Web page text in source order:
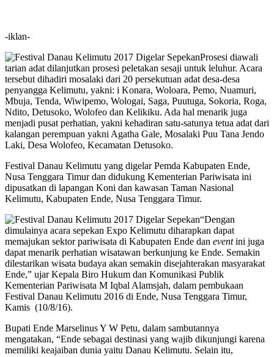
-iklan-
Prosesi diawali
tarian adat dilanjutkan prosesi peletakan sesaji untuk leluhur. Acara
tersebut dihadiri mosalaki dari 20 persekutuan adat desa-desa
penyangga Kelimutu, yakni: i Konara, Woloara, Pemo, Nuamuri,
Mbuja, Tenda, Wiwipemo, Wologai, Saga, Puutuga, Sokoria, Roga,
Ndito, Detusoko, Wolofeo dan Kelikiku. Ada hal menarik juga
menjadi pusat perhatian, yakni kehadiran satu-satunya tetua adat dari
kalangan perempuan yakni Agatha Gale, Mosalaki Puu Tana Jendo
Laki, Desa Wolofeo, Kecamatan Detusoko.
Festival Danau Kelimutu yang digelar Pemda Kabupaten Ende,
Nusa Tenggara Timur dan didukung Kementerian Pariwisata ini
dipusatkan di lapangan Koni dan kawasan Taman Nasional
Kelimutu, Kabupaten Ende, Nusa Tenggara Timur.
“Dengan
dimulainya acara sepekan Expo Kelimutu diharapkan dapat
memajukan sektor pariwisata di Kabupaten Ende dan eventini juga
dapat menarik perhatian wisatawan berkunjung ke Ende. Semakin
dilestarikan wisata budaya akan semakin disejahterakan masyarakat
Ende,” ujar Kepala Biro Hukum dan Komunikasi Publik
Kementerian Pariwisata M Iqbal Alamsjah, dalam pembukaan
Festival Danau Kelimutu 2016 di Ende, Nusa Tenggara Timur,
Kamis (10/8/16).
Bupati Ende Marselinus Y W Petu, dalam sambutannya
mengatakan, “Ende sebagai destinasi yang wajib dikunjungi karena
memiliki keajaiban dunia yaitu Danau Kelimutu. Selain itu,